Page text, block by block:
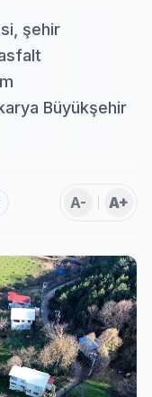
şehir
Büyükşehir
A- A+